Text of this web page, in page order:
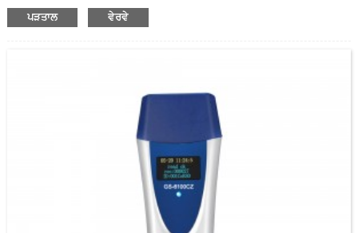
ਡਾਟਾ ਭੇਜ ਸਕਦਾ ਹੈ। ਸਾਡੇ ਕੋਲ ਸਟੈਂਡਅਲੋਨ ਅਤੇ ਵੈੱਬ-ਅਧਾਰਿਤ ਸੌਫਟਵੇਅਰ ਵੀ ਹਨ।
ਪੜਤਾਲ ਵੇਰਵੇ